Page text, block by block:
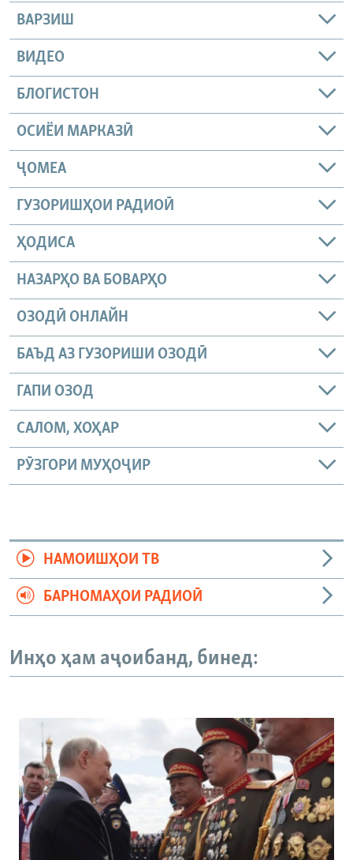
ВАРЗИШ
ВИДЕО
БЛОГИСТОН
ОСИЁИ МАРКАЗӢ
ҶОМEА
ГУЗОРИШҲОИ РАДИОӢ
ҲОДИСА
НАЗАРҲО ВА БОВАРҲО
ОЗОДӢ ОНЛАЙН
БАЪД АЗ ГУЗОРИШИ ОЗОДӢ
ГАПИ ОЗОД
САЛОМ, ХОҲАР
РӮЗГОРИ МУҲОҶИР
НАМОИШҲОИ ТВ
БАРНОМАҲОИ РАДИОӢ
Инҳо ҳам аҷоибанд, бинед: